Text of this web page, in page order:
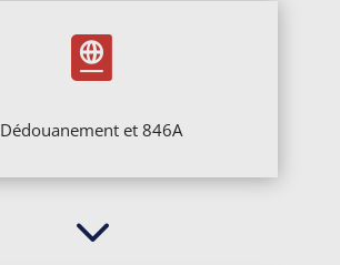

Dédouanement et 846A
3